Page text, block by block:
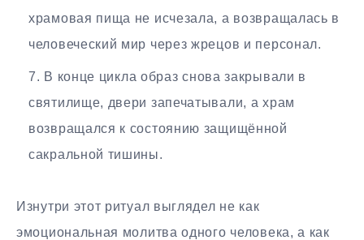
храмовая пища не исчезала, а возвращалась в
человеческий мир через жрецов и персонал.
В конце цикла образ снова закрывали в
святилище, двери запечатывали, а храм
возвращался к состоянию защищённой
сакральной тишины.
Изнутри этот ритуал выглядел не как
эмоциональная молитва одного человека, а как